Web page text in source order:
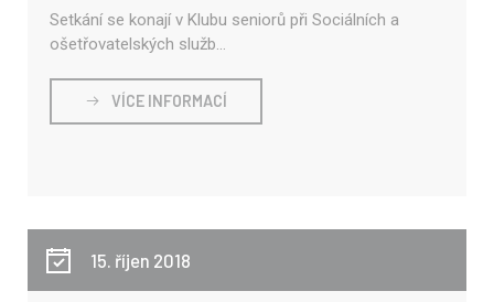
Setkání se konají v Klubu seniorů při Sociálních a
ošetřovatelských služb...
VÍCE INFORMACÍ
15. říjen 2018